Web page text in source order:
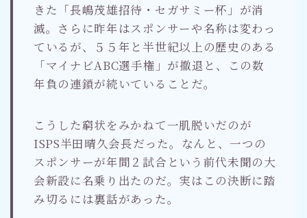
きた「長嶋茂雄招待・セガサミー杯」が消
滅。さらに昨年はスポンサーや名称は変わっ
ているが、５５年と半世紀以上の歴史のある
「マイナビABC選手権」が撤退と、この数
年負の連鎖が続いていることだ。
こうした窮状をみかねて一肌脱いだのが
ISPS半田晴久会長だった。なんと、一つの
スポンサーが年間２試合という前代未聞の大
会新設に名乗り出たのだ。実はこの決断に踏
み切るには裏話があった。